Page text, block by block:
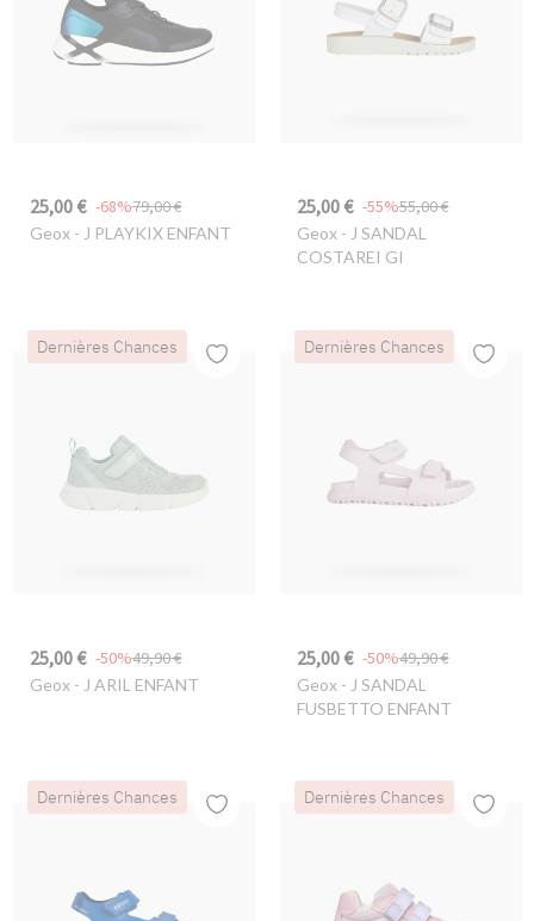
25,00 € 79,00 €
-68%
Geox- J PLAYKIX ENFANT
25,00 € 55,00 €
-55%
Geox- J SANDAL
COSTAREI GI
Dernières Chances
25,00 € 49,90 €
-50%
Geox- J ARIL ENFANT
Dernières Chances
25,00 € 49,90 €
-50%
Geox- J SANDAL
FUSBETTO ENFANT
Dernières Chances Dernières Chances